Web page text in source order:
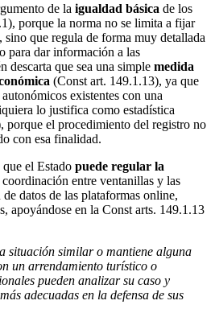
de la igualdad básica de los
porque la norma no se limita a fijar
, sino que regula de forma muy detallada
para dar información a las
descarta que sea una simple medida
(Const art. 149.1.13), ya que
existentes con una
lo justifica como estadística
porque el procedimiento del registro no
con esa finalidad.
el Estado puede regular la
entre ventanillas y las
datos de las plataformas online,
apoyándose en la Const arts. 149.1.13
situación similar o mantiene alguna
un arrendamiento turístico o
pueden analizar su caso y
adecuadas en la defensa de sus